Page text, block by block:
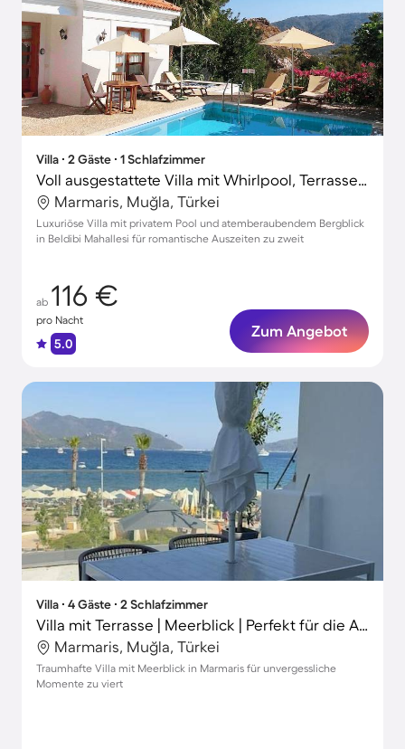
Villa ∙ 2 Gäste ∙ 1 Schlafzimmer
Voll ausgestattete Villa mit Whirlpool, Terrasse und Garten | Bergblick
Marmaris, Muğla, Türkei
Luxuriöse Villa mit privatem Pool und atemberaubendem Bergblick
in Beldibi Mahallesi für romantische Auszeiten zu zweit
ab 116 €
pro Nacht
5.0
Zum Angebot
Villa ∙ 4 Gäste ∙ 2 Schlafzimmer
Villa mit Terrasse | Meerblick | Perfekt für die Arbeit von Zuhause
Marmaris, Muğla, Türkei
Traumhafte Villa mit Meerblick in Marmaris für unvergessliche
Momente zu viert